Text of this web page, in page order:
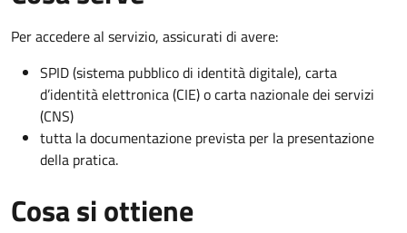
Per accedere al servizio, assicurati di avere:
SPID (sistema pubblico di identità digitale), carta
d’identità elettronica (CIE) o carta nazionale dei servizi
(CNS)
tutta la documentazione prevista per la presentazione
della pratica.
Cosa si ottiene